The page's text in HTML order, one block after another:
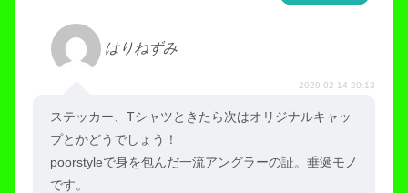
はりねずみ
2020-02-14 20:13
ステッカー、Tシャツときたら次はオリジナルキャッ
プとかどうでしょう！
poorstyleで身を包んだ一流アングラーの証。垂涎モノ
です。